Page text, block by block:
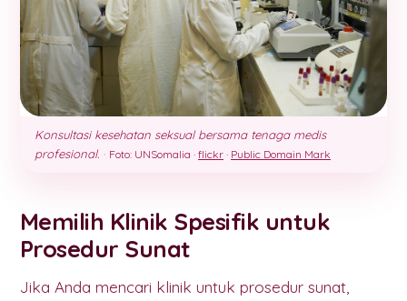
Konsultasi kesehatan seksual bersama tenaga medis
profesional. · Foto: UNSomalia · flickr · Public Domain Mark
Memilih Klinik Spesifik untuk
Prosedur Sunat
Jika Anda mencari klinik untuk prosedur sunat,